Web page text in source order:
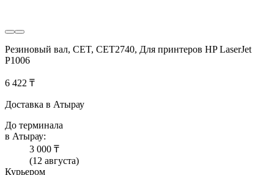
Резиновый вал, CET, CET2740, Для принтеров HP LaserJet
P1006
6 422 ₸
Доставка в Атырау
До терминала
в Атырау:
3 000 ₸
(12 августа)
Курьером